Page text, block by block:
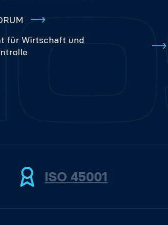
für Wirtschaft und
ISO 45001